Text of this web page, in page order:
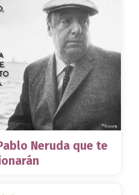
Neruda que te